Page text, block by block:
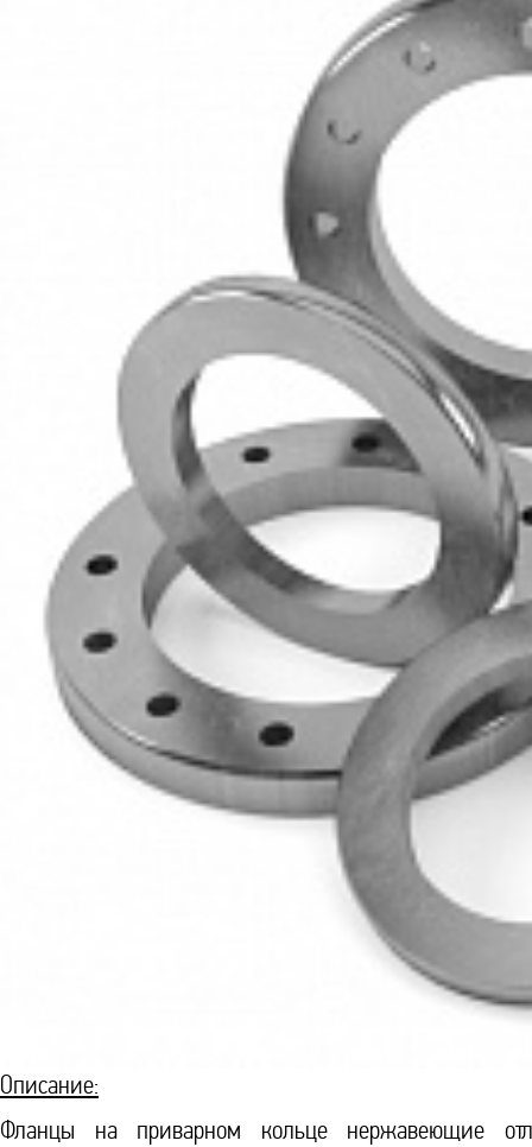
Описание:
Фланцы на приварном кольце нержавеющие